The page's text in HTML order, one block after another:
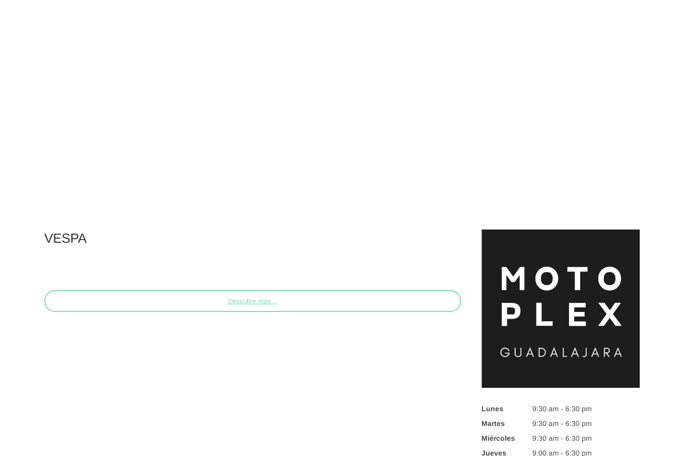
VESPA
Descubre más…
Lunes
9:30 am - 6:30 pm
Martes
9:30 am - 6:30 pm
Miércoles
9:30 am - 6:30 pm
Jueves
9:00 am - 6:30 pm